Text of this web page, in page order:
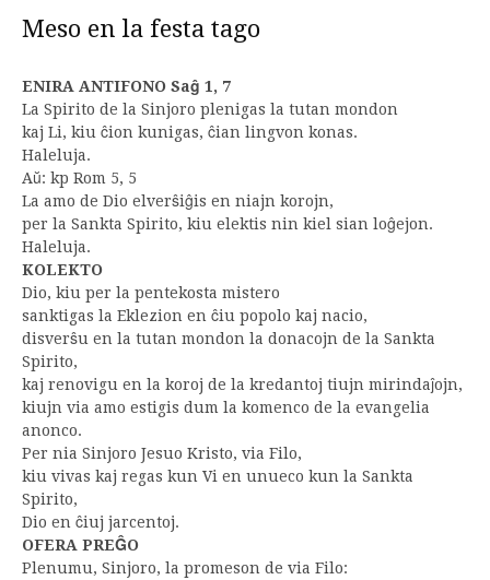
Meso en la festa tago
ENIRA ANTIFONO Saĝ 1, 7
La Spirito de la Sinjoro plenigas la tutan mondon
kaj Li, kiu ĉion kunigas, ĉian lingvon konas.
Haleluja.
Aŭ: kp Rom 5, 5
La amo de Dio elverŝiĝis en niajn korojn,
per la Sankta Spirito, kiu elektis nin kiel sian loĝejon.
Haleluja.
KOLEKTO
Dio, kiu per la pentekosta mistero
sanktigas la Eklezion en ĉiu popolo kaj nacio,
disverŝu en la tutan mondon la donacojn de la Sankta
Spirito,
kaj renovigu en la koroj de la kredantoj tiujn mirindaĵojn,
kiujn via amo estigis dum la komenco de la evangelia
anonco.
Per nia Sinjoro Jesuo Kristo, via Filo,
kiu vivas kaj regas kun Vi en unueco kun la Sankta
Spirito,
Dio en ĉiuj jarcentoj.
OFERA PREĜO
Plenumu, Sinjoro, la promeson de via Filo: